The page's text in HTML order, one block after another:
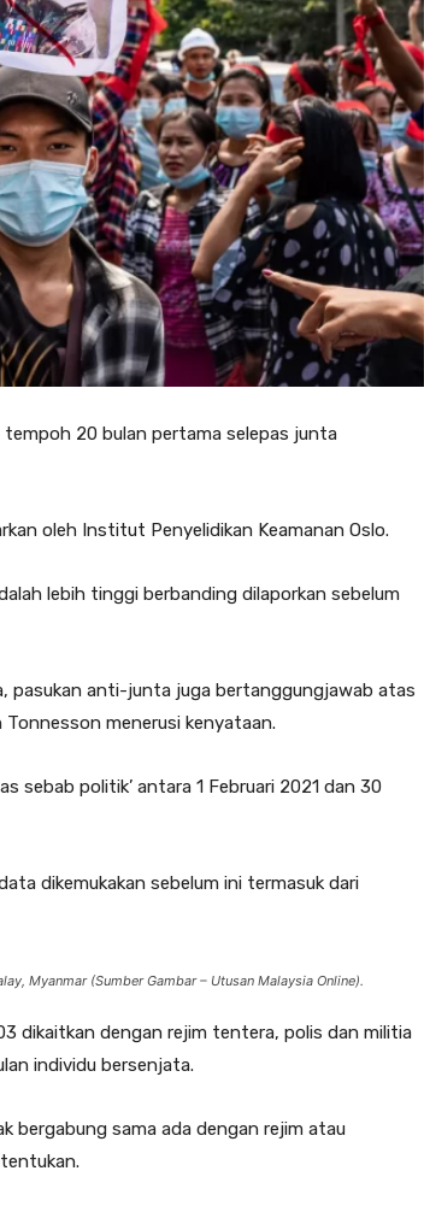
tempoh 20 bulan pertama selepas junta
oleh Institut Penyelidikan Keamanan Oslo.
lebih tinggi berbanding dilaporkan sebelum
pasukan anti-junta juga bertanggungjawab atas
menerusi kenyataan.
sebab politik’ antara 1 Februari 2021 dan 30
dikemukakan sebelum ini termasuk dari
Myanmar (Sumber Gambar – Utusan Malaysia Online).
dikaitkan dengan rejim tentera, polis dan militia
individu bersenjata.
bergabung sama ada dengan rejim atau